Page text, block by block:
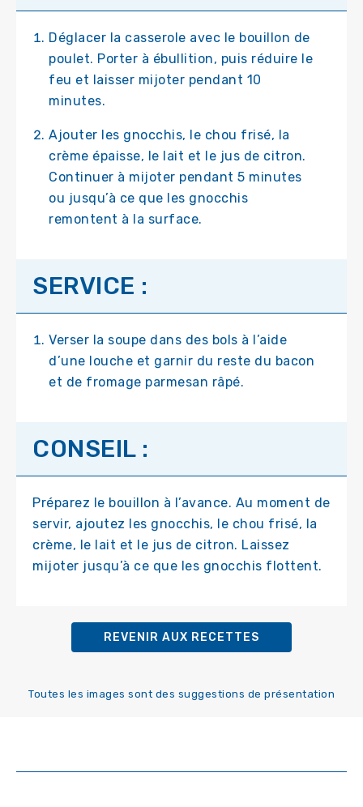
Déglacer la casserole avec le bouillon de
poulet. Porter à ébullition, puis réduire le
feu et laisser mijoter pendant 10
minutes.
Ajouter les gnocchis, le chou frisé, la
crème épaisse, le lait et le jus de citron.
Continuer à mijoter pendant 5 minutes
ou jusqu’à ce que les gnocchis
remontent à la surface.
SERVICE :
Verser la soupe dans des bols à l’aide
d’une louche et garnir du reste du bacon
et de fromage parmesan râpé.
CONSEIL :
Préparez le bouillon à l’avance. Au moment de
servir, ajoutez les gnocchis, le chou frisé, la
crème, le lait et le jus de citron. Laissez
mijoter jusqu’à ce que les gnocchis flottent.
REVENIR AUX RECETTES
Toutes les images sont des suggestions de présentation